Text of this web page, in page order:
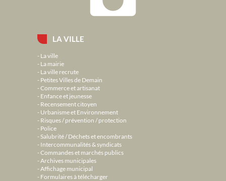
LA VILLE
La ville
La mairie
La ville recrute
Petites Villes de Demain
Commerce et artisanat
Enfance et jeunesse
Recensement citoyen
Urbanisme et Environnement
Risques / prévention / protection
Police
Salubrité / Déchets et encombrants
Intercommunalités & syndicats
Commandes et marchés publics
Archives municipales
Affichage municipal
Formulaires à télécharger